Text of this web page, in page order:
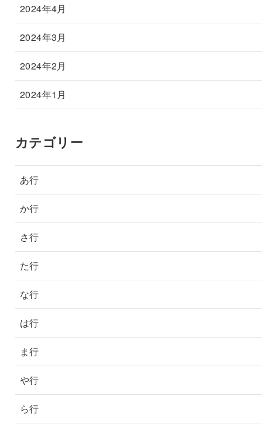
2024年4月
2024年3月
2024年2月
2024年1月
カテゴリー
あ行
か行
さ行
た行
な行
は行
ま行
や行
ら行